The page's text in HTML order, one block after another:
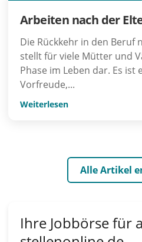
Arbeiten nach der
Die Rückkehr in den Beruf
stellt für viele Mütter und
Phase im Leben dar. Es
Vorfreude,...
Weiterlesen
Alle Artikel
Ihre Jobbörse für